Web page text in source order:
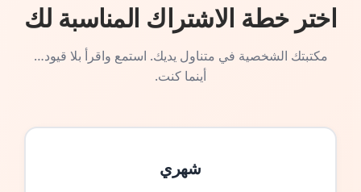
اختر خطة الاشتراك المناسبة لك
مكتبتك الشخصية في متناول يديك. استمع واقرأ بلا قيود…
أينما كنت.
شهري